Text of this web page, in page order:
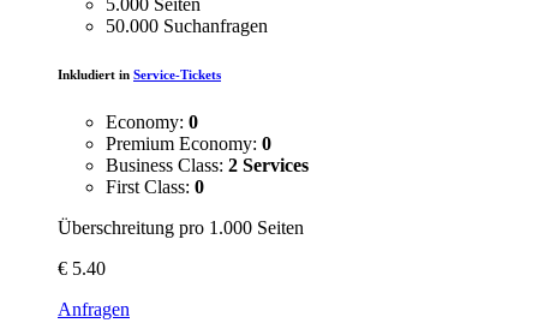
5.000 Seiten
50.000 Suchanfragen
Inkludiert in Service-Tickets
Economy: 0
Premium Economy: 0
Business Class: 2 Services
First Class: 0
Überschreitung pro 1.000 Seiten
€ 5.40
Anfragen